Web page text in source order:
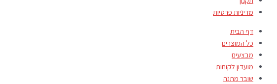
מדיניות פרטיות
דף הבית
כל המוצרים
מבצעים
מועדון לקוחות
שובר מתנה